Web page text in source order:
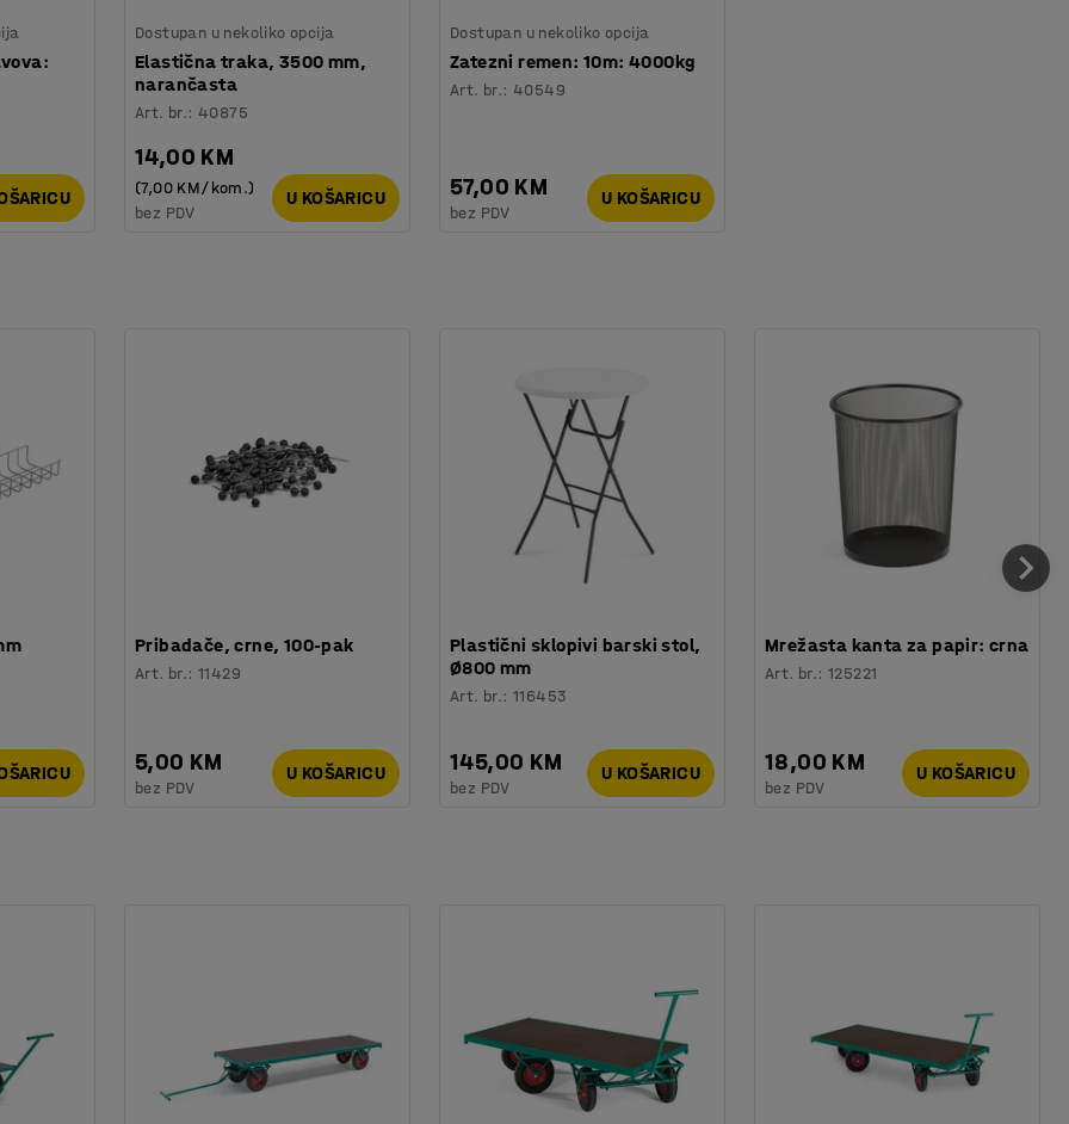
Dostupan u nekoliko opcija
Elastična traka, 3500 mm,
narančasta
Art. br.: 40875
14,00 KM
(7,00 KM/kom.)
bez PDV
U KOŠARICU
Dostupan u nekoliko opcija
Zatezni remen: 10m: 4000kg
Art. br.: 40549
57,00 KM
bez PDV
U KOŠARICU
Pribadače, crne, 100-pak
Art. br.:11429
5,00 KM
bez PDV
U KOŠARICU
Plastični sklopivi barski stol,
Ø800 mm
Art. br.:116453
145,00 KM
bez PDV
U KOŠARICU
Mrežasta kanta za papir: crna
Art. br.:125221
18,00 KM
bez PDV
U KOŠARICU